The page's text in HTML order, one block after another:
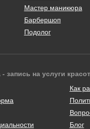
Мастер маникюра
Барбершоп
Подолог
запись на услуги
Как
Блог